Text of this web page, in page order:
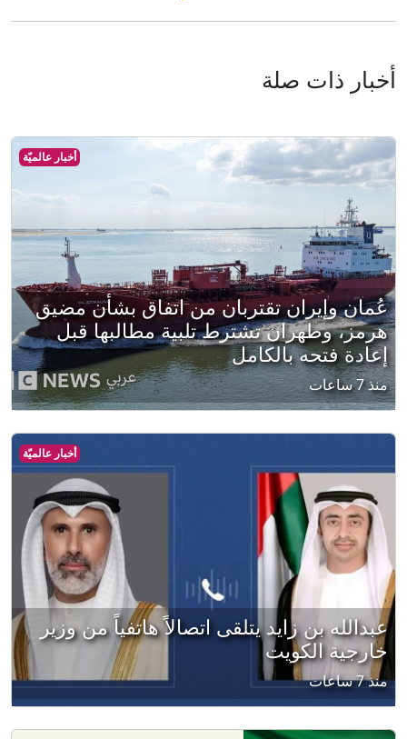
أخبار ذات صلة
أخبار عالميّة
عُمان وإيران تقتربان من اتفاق بشأن مضيق
هرمز، وطهران تشترط تلبية مطالبها قبل
إعادة فتحه بالكامل
منذ 7 ساعات
أخبار عالميّة
عبدالله بن زايد يتلقى اتصالاً هاتفياً من وزير
خارجية الكويت
منذ 7 ساعات